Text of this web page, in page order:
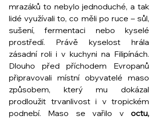
mrazáků to nebylo jednoduché, a tak
lidé využívali to, co měli po ruce – sůl,
sušení, fermentaci nebo kyselé
prostředí. Právě kyselost hrála
zásadní roli i v kuchyni na Filipínách.
Dlouho před příchodem Evropanů
připravovali místní obyvatelé maso
způsobem, který mu dokázal
prodloužit trvanlivost i v tropickém
podnebí. Maso se vařilo v octu,